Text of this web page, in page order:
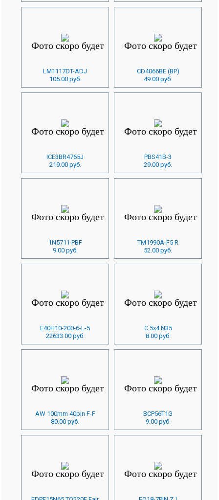
LM1117DT-ADJ
105.00 руб.
CD4066BE (BP)
49.00 руб.
ICE3BR4765J
219.00 руб.
PBS41B-3
29.00 руб.
1N5711 PBF
9.00 руб.
TM1990A-F5 R
52.00 руб.
E40H10-200-6-L-5
22633.00 руб.
C 5x4 N35
8.00 руб.
AW 100mm 40pin F-F
80.00 руб.
BCP56T1G
9.00 руб.